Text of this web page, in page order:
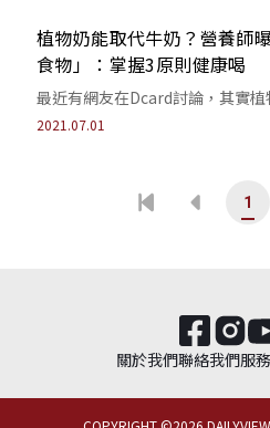
植物奶能取代牛奶？營養師
食物」：掌握3原則健康喝
最近有網友在Dcard討論，其實植
2021.07.01
1
關於我們聯絡我們服